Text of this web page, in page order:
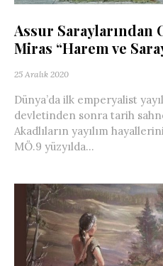
Assur Saraylarından
Miras “Harem ve
25 Aralık 2020
Dünya’da ilk emperyalist
devletinden sonra tarih
Akadlıların yayılım
MÖ.9 yüzyılda...